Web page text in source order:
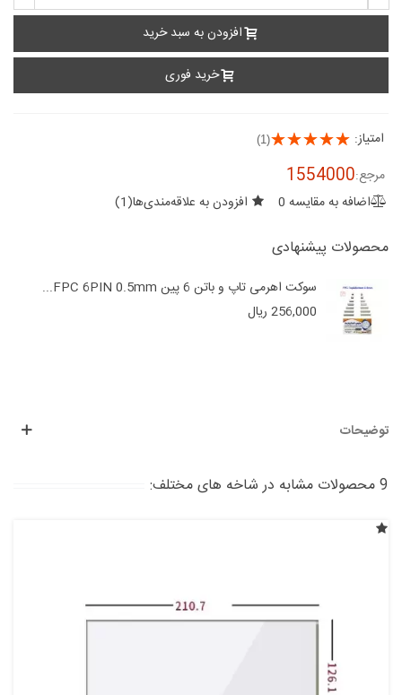
افزودن به سبد خرید
خرید فوری
امتیاز: (1)
مرجع:1554000
اضافه به مقایسه 0 افزودن به علاقه‌مندی‌ها(
1
)
محصولات پیشنهادی
سوکت اهرمی تاپ و باتن 6 پین FPC 6PIN 0.5mm...
256,000 ریال
توضیحات
9 محصولات مشابه در شاخه های مختلف: